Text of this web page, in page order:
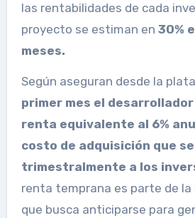
las rentabilidades de cada
proyecto se estiman en 30%
meses.
Según aseguran desde la
primer mes el
renta equivalente al 6%
costo de adquisición que
trimestralmente a los
renta temprana es parte de
que busca anticiparse para